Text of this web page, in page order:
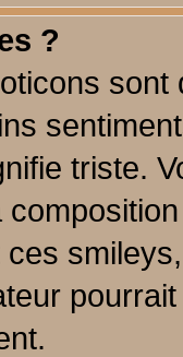
?
triste.